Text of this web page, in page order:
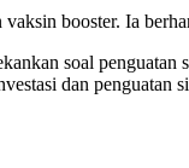
booster. Ia
soal
dan penguatan